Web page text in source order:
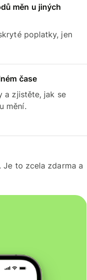
měn u jiných
poplatky, jen
čase
a zjistěte, jak se
mění.
Je to zcela zdarma a